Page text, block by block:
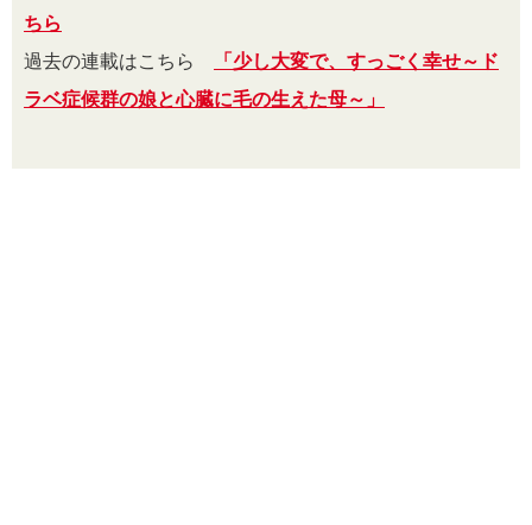
ちら
過去の連載はこちら
「少し大変で、すっごく幸せ～ド
ラベ症候群の娘と心臓に毛の生えた母～」